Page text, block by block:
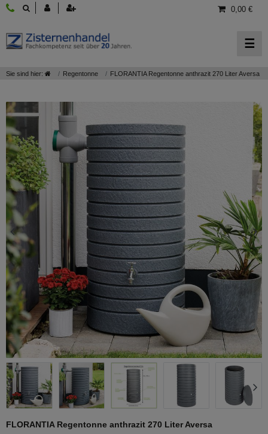
0,00 €
☰
Sie sind hier: Regentonne FLORANTIA Regentonne anthrazit 270 Liter Aversa
FLORANTIA Regentonne anthrazit 270 Liter Aversa